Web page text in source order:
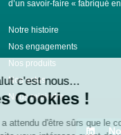
d’un savoir-faire « fabriqué
Notre histoire
Nos engagements
Nos produits
Nos actus
Nous rejoindre